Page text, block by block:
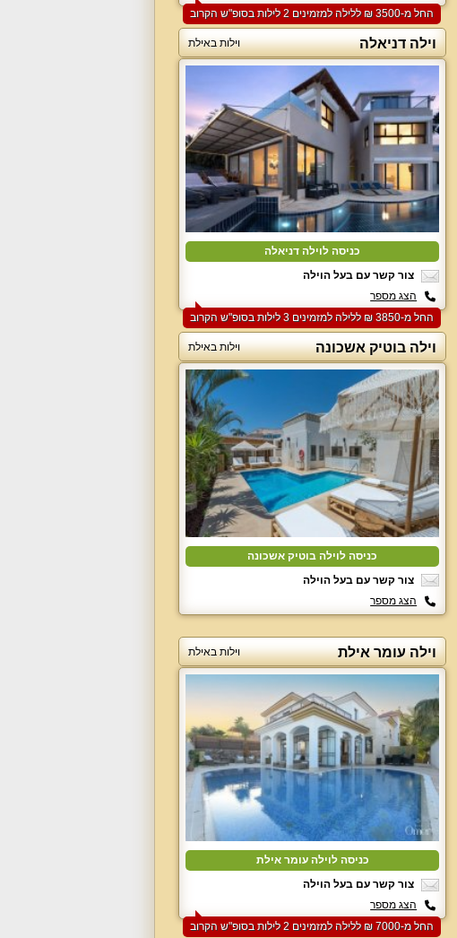
החל מ-‏3500 ₪ ללילה למזמינים 2 לילות בסופ"ש הקרוב
וילה דניאלה וילות באילת
כניסה לוילה דניאלה
צור קשר עם בעל הוילה
הצג מספר
החל מ-‏3850 ₪ ללילה למזמינים 3 לילות בסופ"ש הקרוב
וילה בוטיק אשכונה וילות באילת
כניסה לוילה בוטיק אשכונה
צור קשר עם בעל הוילה
הצג מספר
וילה עומר אילת וילות באילת
כניסה לוילה עומר אילת
צור קשר עם בעל הוילה
הצג מספר
החל מ-‏7000 ₪ ללילה למזמינים 2 לילות בסופ"ש הקרוב